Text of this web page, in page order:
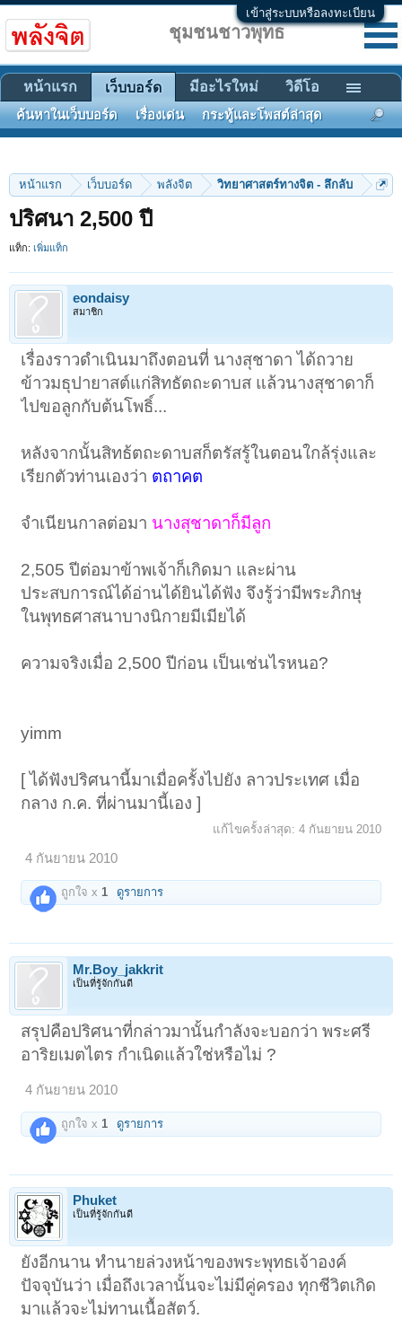
เข้าสู่ระบบหรือลงทะเบียน
หน้าแรก เว็บบอร์ด พลังจิต วิทยาศาสตร์ทางจิต - ลึกลับ
ปริศนา 2,500 ปี
แท็ก: เพิ่มแท็ก
eondaisy
สมาชิก
เรื่องราวดำเนินมาถึงตอนที่ นางสุชาดา ได้ถวาย
ข้าวมธุปายาสต์แก่สิทธัตถะดาบส แล้วนางสุชาดาก็
ไปขอลูกกับต้นโพธิ์...
หลังจากนั้นสิทธ้ตถะดาบสก็ตรัสรู้ในตอนใกล้รุ่งและ
เรียกตัวท่านเองว่า ตถาคต
จำเนียนกาลต่อมา นางสุชาดาก็มีลูก
2,505 ปีต่อมาข้าพเจ้าก็เกิดมา และผ่าน
ประสบการณ์ได้อ่านได้ยินได้ฟัง จึงรู้ว่ามีพระภิกษุ
ในพุทธศาสนาบางนิกายมีเมียได้
ความจริงเมื่อ 2,500 ปีก่อน เป็นเช่นไรหนอ?
yimm
[ ได้ฟังปริศนานี้มาเมื่อครั้งไปยัง ลาวประเทศ เมื่อ
กลาง ก.ค. ที่ผ่านมานี้เอง ]
แก้ไขครั้งล่าสุด: 4 กันยายน 2010
4 กันยายน 2010
ถูกใจ x1 ดูรายการ
Mr.Boy_jakkrit
เป็นที่รู้จักกันดี
สรุปคือปริศนาที่กล่าวมานั้นกำลังจะบอกว่า พระศรี
อาริยเมตไตร กำเนิดแล้วใช่หรือไม่ ?
4 กันยายน 2010
ถูกใจ x 1 ดูรายการ
Phuket
เป็นที่รู้จักกันดี
ยังอีกนาน ทำนายล่วงหน้าของพระพุทธเจ้าองค์
ปัจจุบันว่า เมื่อถึงเวลานั้นจะไม่มีคู่ครอง ทุกชีวิตเกิด
มาแล้วจะไม่ทานเนื้อสัตว์.
ชุมชนชาวพุทธ
หน้าแรก เว็บบอร์ด
ค้นหาในเว็บบอร์ด เรื่องเด่น กระทู้และโพสต์ล่าสุด
มีอะไรใหม่ วิดีโอ